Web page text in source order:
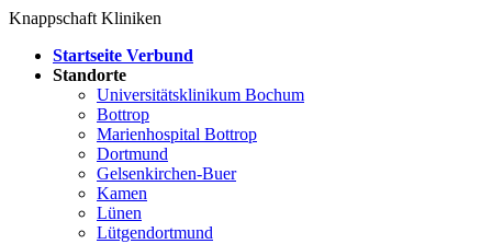
Knappschaft Kliniken
Startseite Verbund
Standorte
Universitätsklinikum Bochum
Bottrop
Marienhospital Bottrop
Dortmund
Gelsenkirchen-Buer
Kamen
Lünen
Lütgendortmund